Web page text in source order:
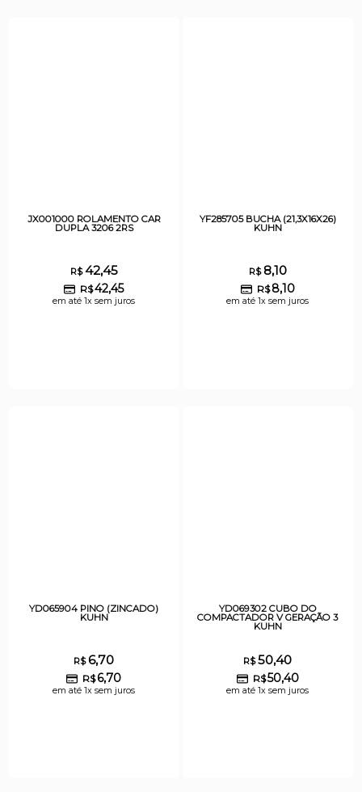
JX001000 ROLAMENTO CAR
DUPLA 3206 2RS
R$42,45
R$42,45
em até 1x sem juros
YF285705 BUCHA (21,3X16X26)
KUHN
R$8,10
R$ 8,10
em até 1x sem juros
YD065904 PINO (ZINCADO)
KUHN
R$6,70
R$6,70
em até 1x sem juros
YD069302 CUBO DO
COMPACTADOR V GERAÇÃO 3
KUHN
R$50,40
R$50,40
em até 1x sem juros